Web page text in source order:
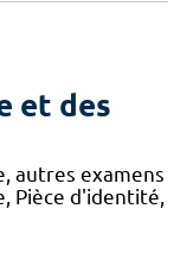
et des
autres examens
Pièce d'identité,